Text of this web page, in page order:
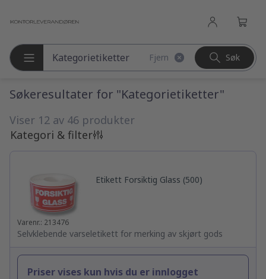
Søk etter produkter Fjern Søk
Søkeresultater for "Kategorietiketter"
Kategori & filter
Viser 12 av 46 produkter
Etikett Forsiktig Glass (500)
Varenr.: 213476
Selvklebende varseletikett for merking av skjørt gods
Priser vises kun hvis du er innlogget